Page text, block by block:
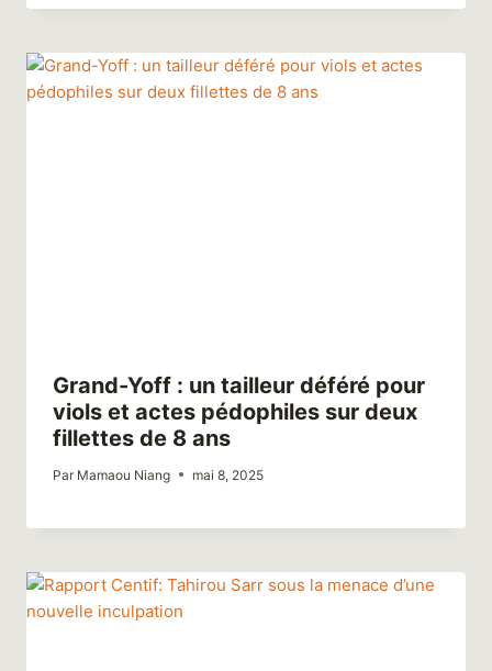
Grand-Yoff : un tailleur déféré pour
viols et actes pédophiles sur deux
fillettes de 8 ans
Par Mamaou Niang mai 8, 2025